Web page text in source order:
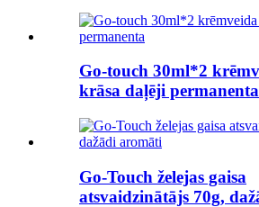
Go-touch 30ml*2
krāsa daļēji permanenta
Go-Touch želejas gaisa
atsvaidzinātājs 70g,